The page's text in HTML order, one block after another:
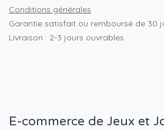
Conditions générales
Garantie satisfait ou remboursé de 30
Livraison : 2-3 jours ouvrables
E-commerce de Jeux et